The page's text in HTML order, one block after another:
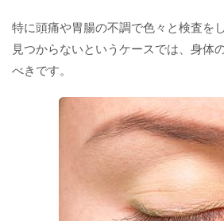
特に頭痛や胃腸の不調で色々と検査を
見つからないというケースでは、身体
べきです。